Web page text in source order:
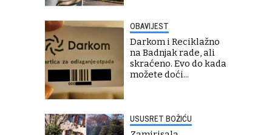
OBAVIJEST
Darkom i Reciklažno
na Badnjak rade, ali
skraćeno. Evo do kada
možete doći...
USUSRET BOŽIĆU